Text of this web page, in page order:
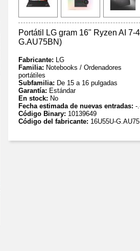
Portátil LG gram 16" Ryzen AI
G.AU75BN)
Fabricante: LG
Familia: Notebooks / Ordenadores
portátiles
Subfamilia: De 15 a 16 pulgadas
Garantía: Estándar
En stock: No
Fecha estimada de nuevas entradas: -
Código Binary: 10139649
Código del fabricante: 16U55U-